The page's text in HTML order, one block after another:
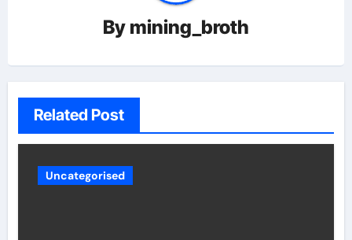
By mining_broth
Related Post
Uncategorised